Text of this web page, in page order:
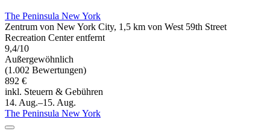
The Peninsula New York
Zentrum von New York City, 1,5 km von West 59th Street
Recreation Center entfernt
9,4/10
Außergewöhnlich
(1.002 Bewertungen)
892 €
inkl. Steuern & Gebühren
14. Aug.–15. Aug.
The Peninsula New York